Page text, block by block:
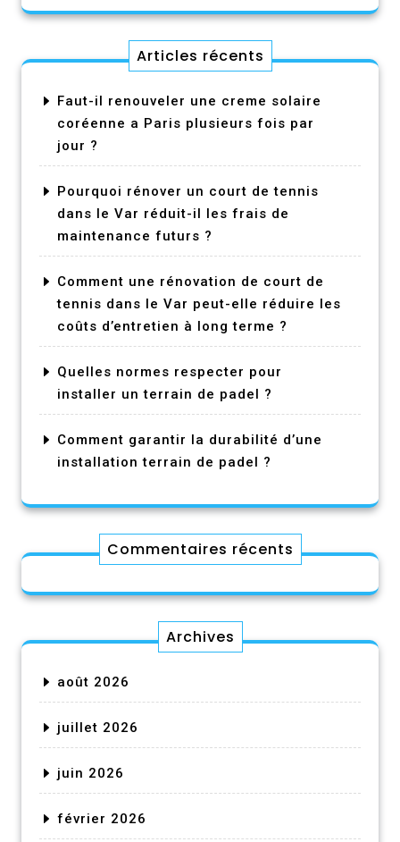
Articles récents
Faut-il renouveler une creme solaire
coréenne a Paris plusieurs fois par
jour ?
Pourquoi rénover un court de tennis
dans le Var réduit-il les frais de
maintenance futurs ?
Comment une rénovation de court de
tennis dans le Var peut-elle réduire les
coûts d’entretien à long terme ?
Quelles normes respecter pour
installer un terrain de padel ?
Comment garantir la durabilité d’une
installation terrain de padel ?
Commentaires récents
Archives
août 2026
juillet 2026
juin 2026
février 2026